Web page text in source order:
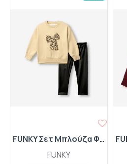
FUNKY
FUNKY Σετ Μπλούζα Φούτερ και Κολάν Δερματίνη 227-739104-1 Ανοιχτό Μπεζ/Μαύρο